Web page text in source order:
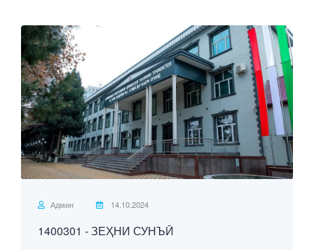
Админ 14.10.2024
1400301 - ЗЕҲНИ СУНЪӢ